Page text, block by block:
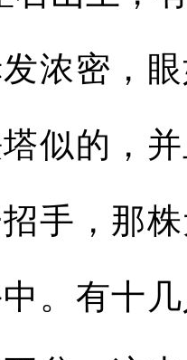
浓密，
似的，
手，那
。有十